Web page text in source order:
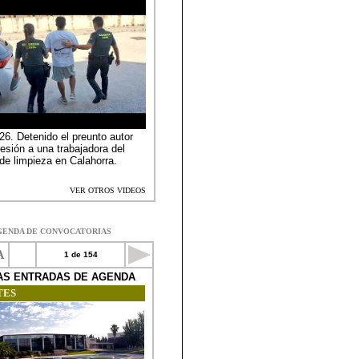
DE CONVOCATORIAS